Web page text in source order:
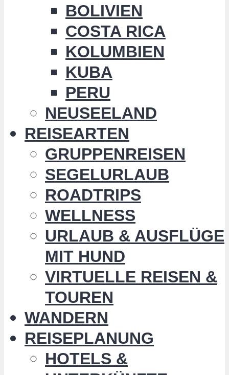
BOLIVIEN
COSTA RICA
KOLUMBIEN
KUBA
PERU
NEUSEELAND
REISEARTEN
GRUPPENREISEN
SEGELURLAUB
ROADTRIPS
WELLNESS
URLAUB & AUSFLÜGE
MIT HUND
VIRTUELLE REISEN &
TOUREN
WANDERN
REISEPLANUNG
HOTELS &